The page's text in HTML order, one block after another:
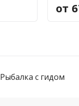
ВКЛЮЧАЕТ: аренду
от
Рыбалка с гидом